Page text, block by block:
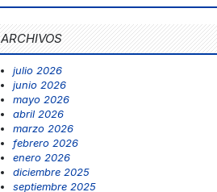
ARCHIVOS
julio 2026
junio 2026
mayo 2026
abril 2026
marzo 2026
febrero 2026
enero 2026
diciembre 2025
septiembre 2025